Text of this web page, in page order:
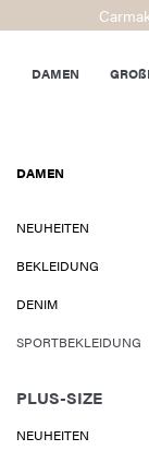
DAMEN
DAMEN
NEUHEITEN
BEKLEIDUNG
DENIM
SPORTBEKLEIDUNG
PLUS-SIZE
NEUHEITEN